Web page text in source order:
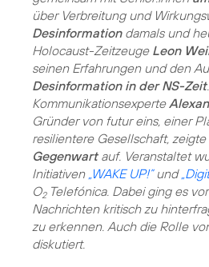
über Verbreitung und
Desinformationdamals und
Holocaust-Zeitzeuge Leon
seinen Erfahrungen und den
Desinformation in der NS-Zeit.
Kommunikationsexperte
Gründer von futur eins, einer
resilientere Gesellschaft, zeigte
Gegenwartauf. Veranstaltet
Initiativen „WAKE UP!”und
O2Telefónica. Dabei ging es
Nachrichten kritisch zu
zu erkennen. Auch die Rolle
diskutiert.